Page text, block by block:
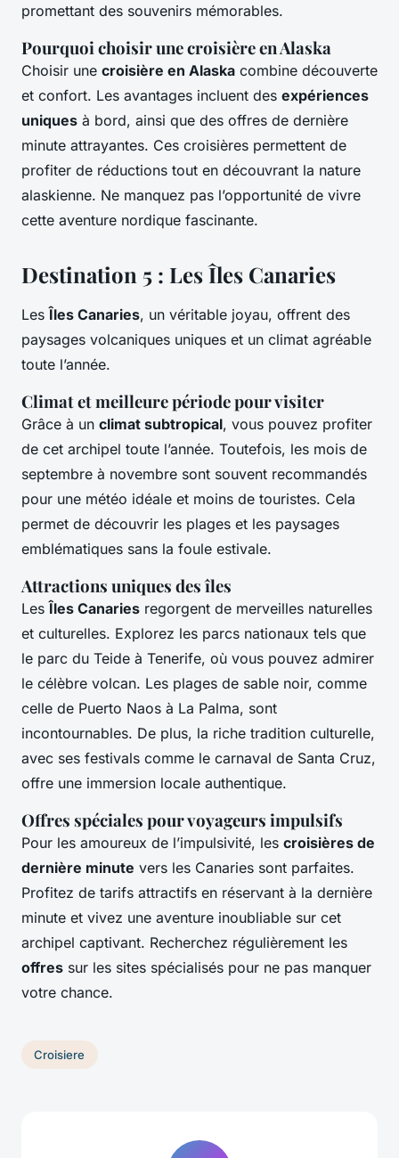
promettant des souvenirs mémorables.
Pourquoi choisir une croisière en Alaska
Choisir une croisière en Alaska combine découverte
et confort. Les avantages incluent des expériences
uniques à bord, ainsi que des offres de dernière
minute attrayantes. Ces croisières permettent de
profiter de réductions tout en découvrant la nature
alaskienne. Ne manquez pas l’opportunité de vivre
cette aventure nordique fascinante.
Destination 5 : Les Îles Canaries
Les Îles Canaries, un véritable joyau, offrent des
paysages volcaniques uniques et un climat agréable
toute l’année.
Climat et meilleure période pour visiter
Grâce à un climat subtropical, vous pouvez profiter
de cet archipel toute l’année. Toutefois, les mois de
septembre à novembre sont souvent recommandés
pour une météo idéale et moins de touristes. Cela
permet de découvrir les plages et les paysages
emblématiques sans la foule estivale.
Attractions uniques des îles
Les Îles Canaries regorgent de merveilles naturelles
et culturelles. Explorez les parcs nationaux tels que
le parc du Teide à Tenerife, où vous pouvez admirer
le célèbre volcan. Les plages de sable noir, comme
celle de Puerto Naos à La Palma, sont
incontournables. De plus, la riche tradition culturelle,
avec ses festivals comme le carnaval de Santa Cruz,
offre une immersion locale authentique.
Offres spéciales pour voyageurs impulsifs
Pour les amoureux de l’impulsivité, les croisières de
dernière minute vers les Canaries sont parfaites.
Profitez de tarifs attractifs en réservant à la dernière
minute et vivez une aventure inoubliable sur cet
archipel captivant. Recherchez régulièrement les
offres sur les sites spécialisés pour ne pas manquer
votre chance.
Croisiere